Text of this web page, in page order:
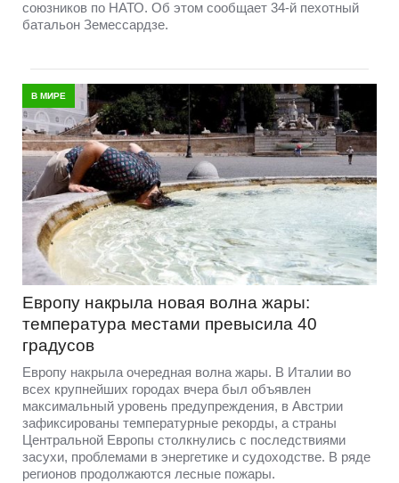
союзников по НАТО. Об этом сообщает 34-й пехотный
батальон Земессардзе.
В МИРЕ
Европу накрыла новая волна жары:
температура местами превысила 40
градусов
Европу накрыла очередная волна жары. В Италии во
всех крупнейших городах вчера был объявлен
максимальный уровень предупреждения, в Австрии
зафиксированы температурные рекорды, а страны
Центральной Европы столкнулись с последствиями
засухи, проблемами в энергетике и судоходстве. В ряде
регионов продолжаются лесные пожары.